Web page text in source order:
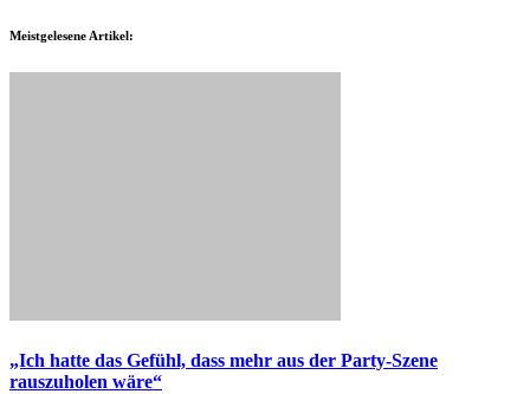
Meistgelesene Artikel:
„Ich hatte das Gefühl, dass mehr aus der Party-Szene
rauszuholen wäre“